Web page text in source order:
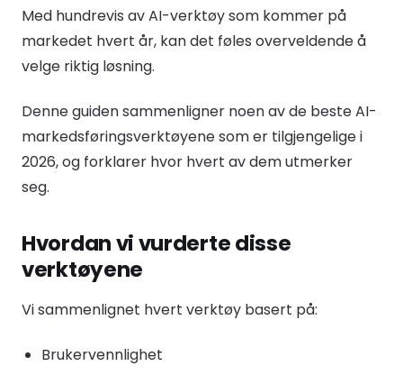
Med hundrevis av AI-verktøy som kommer på
markedet hvert år, kan det føles overveldende å
velge riktig løsning.
Denne guiden sammenligner noen av de beste AI-
markedsføringsverktøyene som er tilgjengelige i
2026, og forklarer hvor hvert av dem utmerker
seg.
Hvordan vi vurderte disse
verktøyene
Vi sammenlignet hvert verktøy basert på:
Brukervennlighet